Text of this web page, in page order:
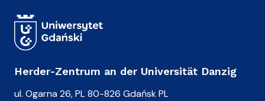
Herder-Zentrum an der Universität Danzig
ul. Ogarna 26, PL 80-826 Gdańsk PL